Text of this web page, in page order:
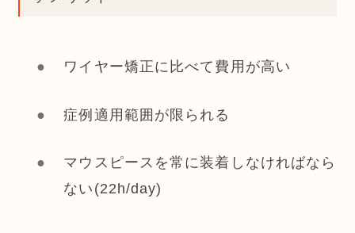
ワイヤー矯正に比べて費用が高い
症例適用範囲が限られる
マウスピースを常に装着しなければなら
ない(22h/day)